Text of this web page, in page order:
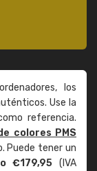
los
Use la
referencia.
colores PMS
Puede tener un
€179,95 (IVA